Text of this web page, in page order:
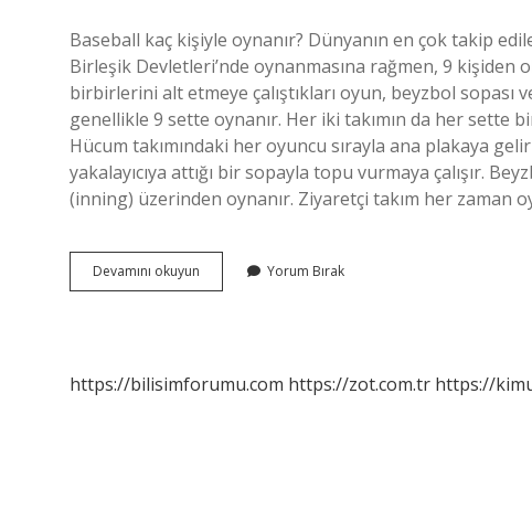
Baseball kaç kişiyle oynanır? Dünyanın en çok takip
Birleşik Devletleri’nde oynanmasına rağmen, 9 kişiden
birbirlerini alt etmeye çalıştıkları oyun, beyzbol sopası
genellikle 9 sette oynanır. Her iki takımın da her sette
Hücum takımındaki her oyuncu sırayla ana plakaya gelir
yakalayıcıya attığı bir sopayla topu vurmaya çalışır.
(inning) üzerinden oynanır. Ziyaretçi takım her zaman
Devamını okuyun Baseball
Takımı
Yorum Bırak
https://bilisimforumu.com https://zot.com.tr https://